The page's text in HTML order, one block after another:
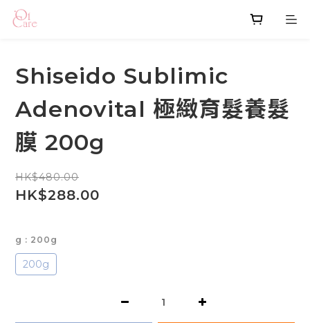
Shiseido Sublimic
Adenovital 極緻育髮養髮
膜 200g
HK$480.00
HK$288.00
g : 200g
200g